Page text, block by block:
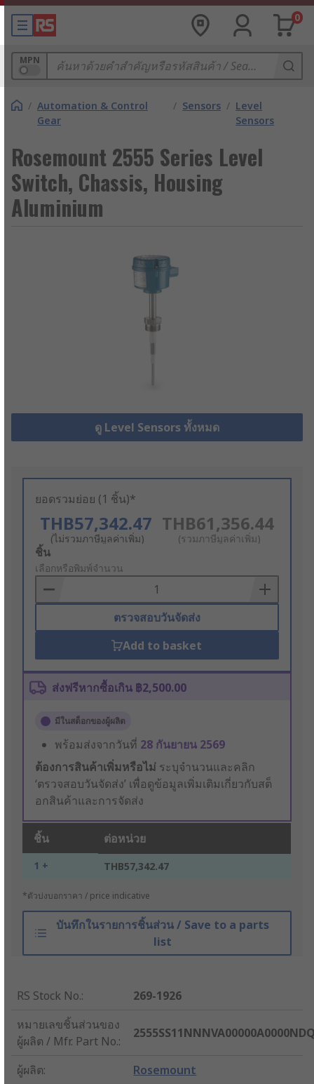
0
MPN
/ Automation & Control
Gear
/ Sensors / Level
Sensors
Rosemount 2555 Series Level
Switch, Chassis, Housing
Aluminium
ดู Level Sensors ทั้งหมด
ยอดรวมย่อย (1 ชิ้น)*
THB57,342.47
(ไม่รวมภาษีมูลค่าเพิ่ม)
THB61,356.44
(รวมภาษีมูลค่าเพิ่ม)
Add
to
Basket
ชิ้น
เลือกหรือพิมพ์จำนวน
ตรวจสอบวันจัดส่ง
Add to basket
ส่งฟรีหากซื้อเกิน ฿2,500.00
มีในสต็อกของผู้ผลิต
พร้อมส่งจากวันที่ 28 กันยายน 2569
ต้องการสินค้าเพิ่มหรือไม่ ระบุจำนวนและคลิก
‘ตรวจสอบวันจัดส่ง’ เพื่อดูข้อมูลเพิ่มเติมเกี่ยวกับสต็
อกสินค้าและการจัดส่ง
ชิ้น ต่อหน่วย
1 + THB57,342.47
*ตัวบ่งบอกราคา / price indicative
บันทึกในรายการชิ้นส่วน / Save to a parts
list
RS Stock No.:
269-1926
หมายเลขชิ้นส่วนของ
ผู้ผลิต / Mfr. Part No.:
ผู้ผลิต: Rosemount